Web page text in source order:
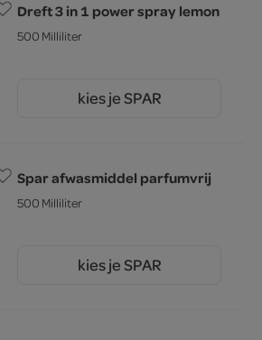
Dreft 3 in 1 power spray lemon
500 Milliliter
kies je SPAR
Spar afwasmiddel parfumvrij
500 Milliliter
kies je SPAR